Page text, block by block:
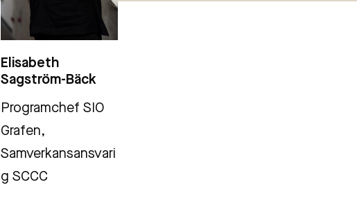
Elisabeth
Sagström-Bäck
Programchef SIO
Grafen,
Samverkansansvari
g SCCC